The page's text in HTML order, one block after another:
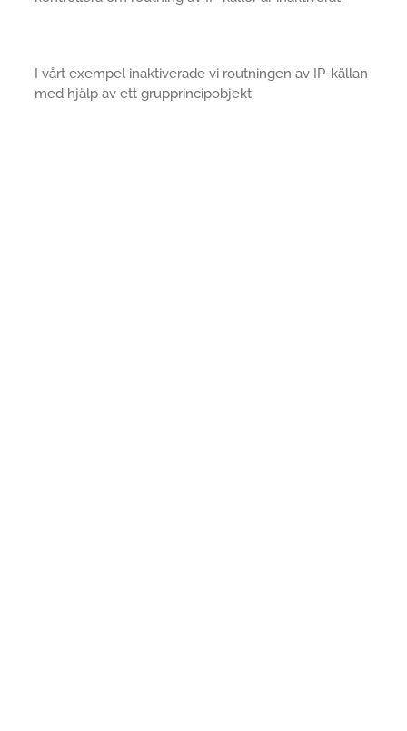
I vårt exempel inaktiverade vi routningen av IP-källan
med hjälp av ett grupprincipobjekt.